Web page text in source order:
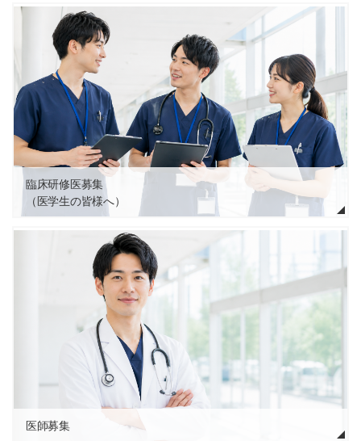
臨床研修医募集
（医学生の皆様へ）
医師募集